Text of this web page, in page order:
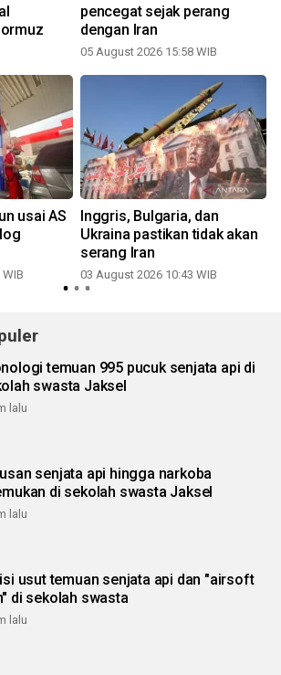
pencegat sejak perang
dengan Iran
05 August 2026 15:58 WIB
usai AS
Inggris, Bulgaria, dan
Ukraina pastikan tidak akan
serang Iran
03 August 2026 10:43 WIB
temuan 995 pucuk senjata api di
swasta Jaksel
lalu
senjata api hingga narkoba
di sekolah swasta Jaksel
lalu
usut temuan senjata api dan "airsoft
di sekolah swasta
lalu